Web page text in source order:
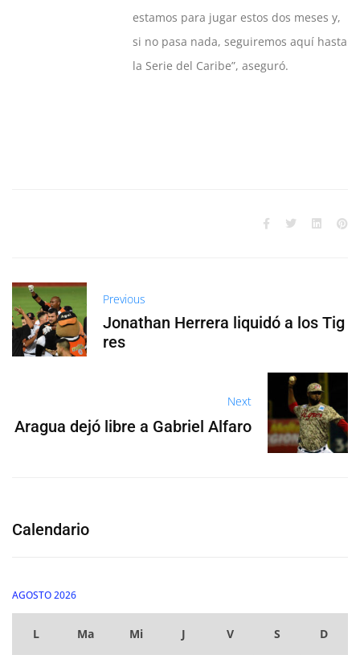
estamos para jugar estos dos meses y,
si no pasa nada, seguiremos aquí hasta
la Serie del Caribe”, aseguró.
Previous
Jonathan Herrera liquidó a los Tig
res
Next
Aragua dejó libre a Gabriel Alfaro
Calendario
AGOSTO 2026
L Ma Mi J V S D